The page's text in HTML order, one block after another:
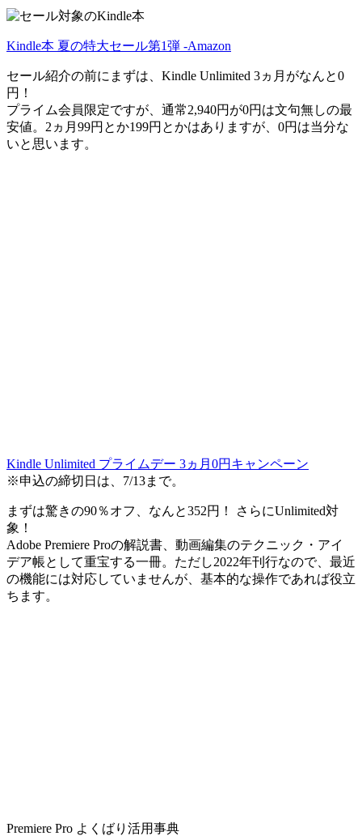
Kindle本 夏の特大セール第1弾 -Amazon
セール紹介の前にまずは、Kindle Unlimited 3ヵ月がなんと0
円！
プライム会員限定ですが、通常2,940円が0円は文句無しの最
安値。2ヵ月99円とか199円とかはありますが、0円は当分な
いと思います。
Kindle Unlimited プライムデー 3ヵ月0円キャンペーン
※申込の締切日は、7/13まで。
まずは驚きの90％オフ、なんと352円！
さらにUnlimited対
象！
Adobe Premiere Proの解説書、動画編集のテクニック・アイ
デア帳として重宝する一冊。ただし2022年刊行なので、最近
の機能には対応していませんが、基本的な操作であれば役立
ちます。
Premiere Pro よくばり活用事典